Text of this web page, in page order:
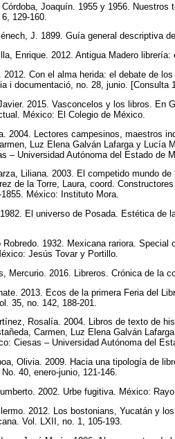
Córdoba, Joaquín. 1955 y 1956.
129-160.
J. 1899. Guía general descriptiva
Enrique. 2012. Antigua Madero
2012. Con el alma herida: el debate de
i documentació, no. 28, junio. [Consulta
2015. Vasconcelos y los libros. En
México: El Colegio de México.
2004. Lectores campesinos, maestros
Luz Elena Galván Lafarga y Lucía
– Universidad Autónoma del Estado de
Liliana. 2003. El competido mundo
de la Torre, Laura, coord.
México: Instituto Mora.
El universo de Posada. Estética
Robredo. 1932. Mexicana rariora.
Jesús Tovar y Portillo.
Mercurio. 2016. Libreros. Crónica de
2013. Ecos de la primera Feria del
35, no. 142, 188-201.
Rosalía. 2004. Libros de texto de
Carmen, Luz Elena Galván
Ciesas – Universidad Autónoma del
Olivia. 2009. Hacia una tipología de
40, enero-junio, 121-146.
2002. Urbe fugitiva. México:
2012. Los bostonians, Yucatán y
Vol. LXII, no. 1, 105-193.